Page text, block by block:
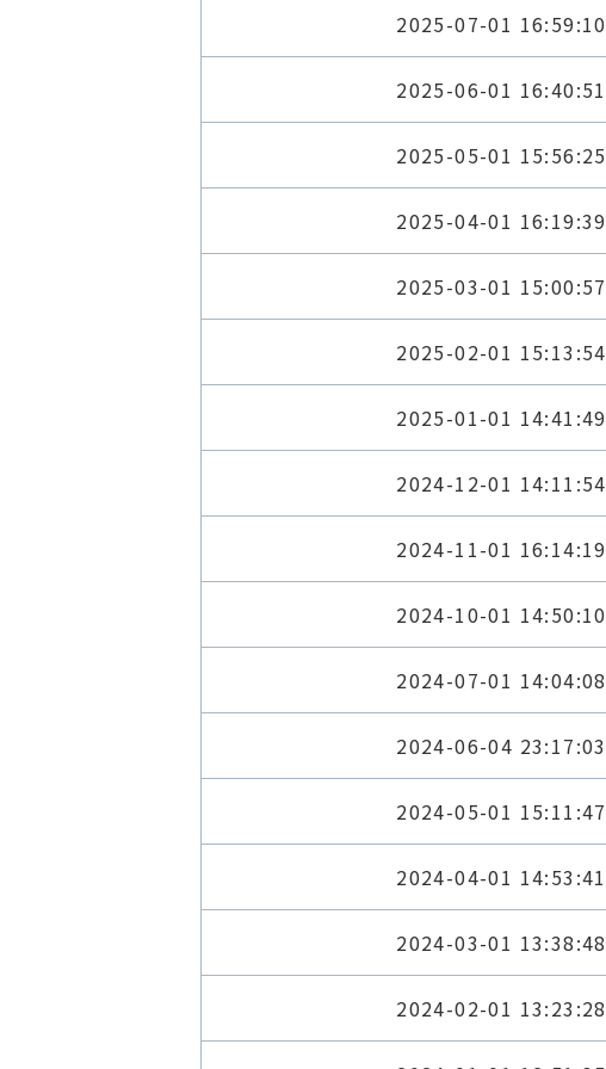
2025-07-01 16:59:10
2025-06-01 16:40:51
2025-05-01 15:56:25
2025-04-01 16:19:39
2025-03-01 15:00:57
2025-02-01 15:13:54
2025-01-01 14:41:49
2024-12-01 14:11:54
2024-11-01 16:14:19
2024-10-01 14:50:10
2024-07-01 14:04:08
2024-06-04 23:17:03
2024-05-01 15:11:47
2024-04-01 14:53:41
2024-03-01 13:38:48
2024-02-01 13:23:28